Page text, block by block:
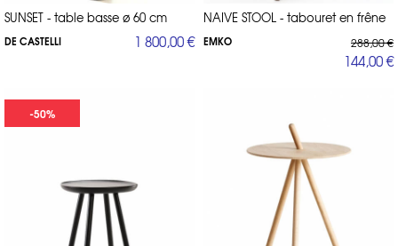
SUNSET - table basse ø 60 cm
DE CASTELLI 1 800,00 €
NAIVE STOOL - tabouret en frêne
EMKO 288,00 €
144,00 €
-50%